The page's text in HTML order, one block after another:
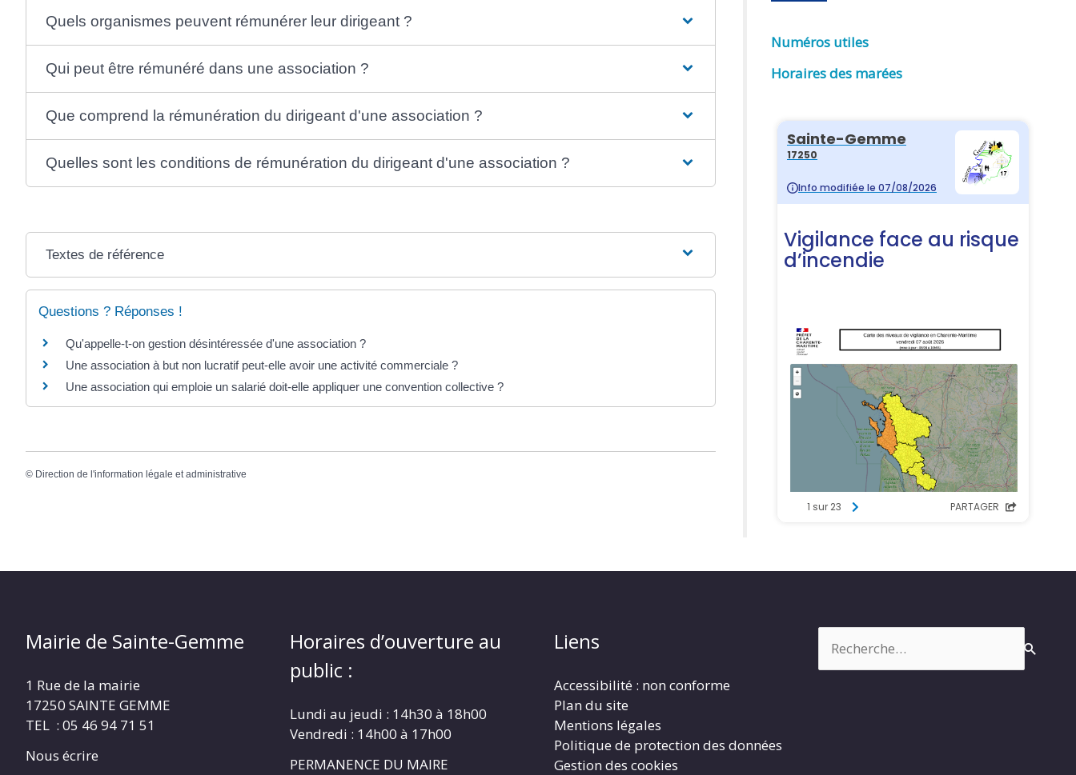
Quels organismes peuvent rémunérer leur dirigeant ?
Qui peut être rémunéré dans une association ?
Que comprend la rémunération du dirigeant d'une association ?
Quelles sont les conditions de rémunération du dirigeant d'une association ?
Textes de référence
Questions ? Réponses !
Qu'appelle-t-on gestion désintéressée d'une association ?
Une association à but non lucratif peut-elle avoir une activité commerciale ?
Une association qui emploie un salarié doit-elle appliquer une convention collective ?
© Direction de l'information légale et administrative
Numéros utiles
Horaires des marées
Mairie de Sainte-Gemme
1 Rue de la mairie
17250 SAINTE GEMME
TEL : 05 46 94 71 51
Nous écrire
Horaires d’ouverture au
public :
Lundi au jeudi : 14h30 à 18h00
Vendredi : 14h00 à 17h00
PERMANENCE DU MAIRE
Liens
Accessibilité : non conforme
Plan du site
Mentions légales
Politique de protection des données
Gestion des cookies